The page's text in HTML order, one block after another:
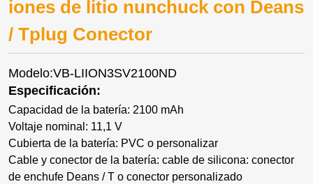
iones de litio nunchuck con Deans
/ Tplug Conector
Modelo:VB-LIION3SV2100ND
Especificación:
Capacidad de la batería: 2100 mAh
Voltaje nominal: 11,1 V
Cubierta de la batería: PVC o personalizar
Cable y conector de la batería: cable de silicona: conector
de enchufe Deans / T o conector personalizado